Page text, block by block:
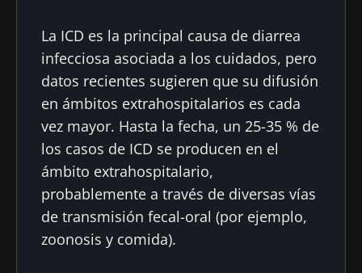
La ICD es la principal causa de diarrea
infecciosa asociada a los cuidados, pero
datos recientes sugieren que su difusión
en ámbitos extrahospitalarios es cada
vez mayor. Hasta la fecha, un 25-35 % de
los casos de ICD se producen en el
ámbito extrahospitalario,
probablemente a través de diversas vías
de transmisión fecal-oral (por ejemplo,
zoonosis y comida).